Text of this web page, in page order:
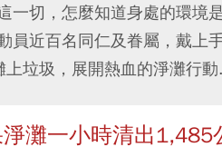
一切，怎麼知道身處的環
員近百名同仁及眷屬，戴上
垃圾，展開熱血的淨灘行動
灘一小時清出1,485